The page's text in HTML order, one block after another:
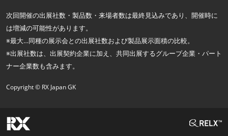
次回開催の出展社数・製品数・来場者数は最終見込みであり、開催時に
は増減の可能性があります。
※最大…同種の展示会との出展社数および製品展示面積の比較。
※出展社数は、出展契約企業に加え、共同出展するグループ企業・パート
ナー企業数も含みます。
Copyright © RX Japan GK